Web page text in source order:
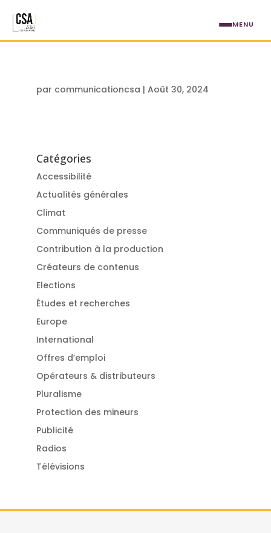
par communicationcsa | Août 30, 2024
Catégories
Accessibilité
Actualités générales
Climat
Communiqués de presse
Contribution à la production
Créateurs de contenus
Elections
Études et recherches
Europe
International
Offres d’emploi
Opérateurs & distributeurs
Pluralisme
Protection des mineurs
Publicité
Radios
Télévisions
MENU